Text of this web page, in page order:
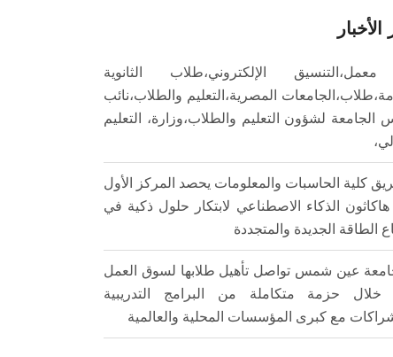
الأخبار
معمل،التنسيق الإلكتروني،طلاب الثانوية
المصرية،التعليم والطلاب،نائب
الجامعة لشؤون التعليم والطلاب،وزارة، التعليم
كلية الحاسبات والمعلومات يحصد المركز الأول
الذكاء الاصطناعي لابتكار حلول ذكية في
الطاقة الجديدة والمتجددة
عين شمس تواصل تأهيل طلابها لسوق العمل
حزمة متكاملة من البرامج التدريبية
مع كبرى المؤسسات المحلية والعالمية